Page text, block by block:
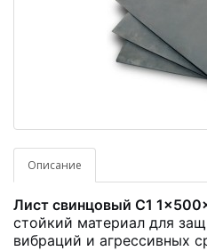
Описание
Лист свинцовый С1
стойкий материал для
вибраций и агрессивных